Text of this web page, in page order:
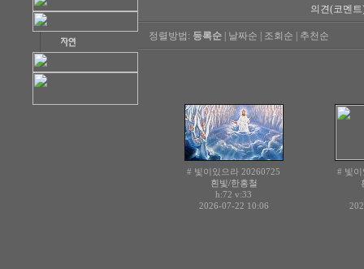
의견(코멘
정렬방법: 등록순 날짜순 조회순 추천순
# 빛이있으라 20260725
흰빛/한홍철
h:72 v:33
2026-07-22 10:06
# 빛